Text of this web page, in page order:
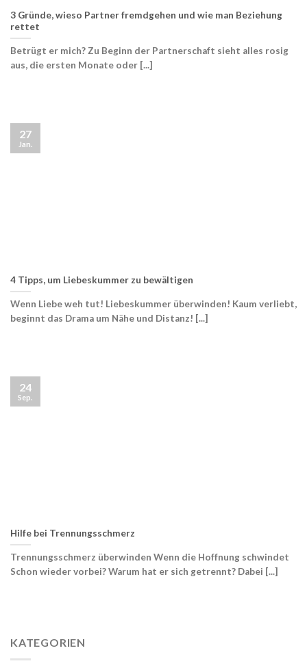
3 Gründe, wieso Partner fremdgehen und wie man Beziehung
rettet
Betrügt er mich? Zu Beginn der Partnerschaft sieht alles rosig
aus, die ersten Monate oder [...]
4 Tipps, um Liebeskummer zu bewältigen
Wenn Liebe weh tut! Liebeskummer überwinden! Kaum verliebt,
beginnt das Drama um Nähe und Distanz! [...]
27
Jan.
Hilfe bei Trennungsschmerz
Trennungsschmerz überwinden Wenn die Hoffnung schwindet
Schon wieder vorbei? Warum hat er sich getrennt? Dabei [...]
24
Sep.
KATEGORIEN